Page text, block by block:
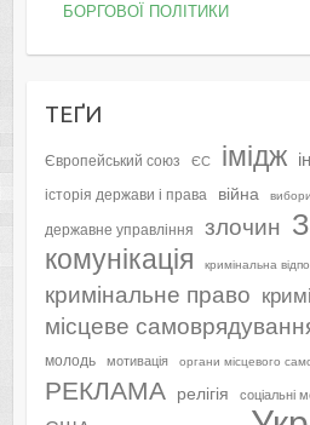
БОРГОВОЇ ПОЛІТИКИ
ТЕҐИ
Європейський союз ЄС імідж
історія держави і права війна вибори
державне управління злочин
комунікація кримінальна
кримінальне право
місцеве
молодь мотивація органи місцевого
РЕКЛАМА релігія соціальні